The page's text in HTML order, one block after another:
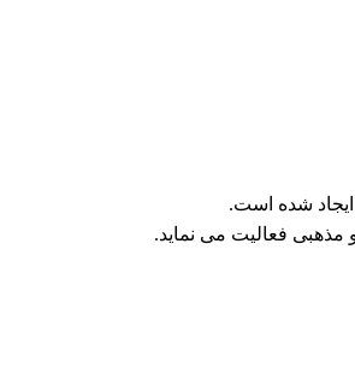
شده است.
فعالیت می نماید.